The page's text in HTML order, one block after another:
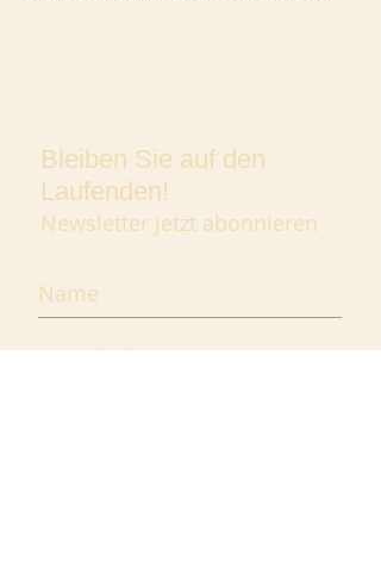
Bleiben Sie auf den
Laufenden!
Newsletter jetzt abonnieren